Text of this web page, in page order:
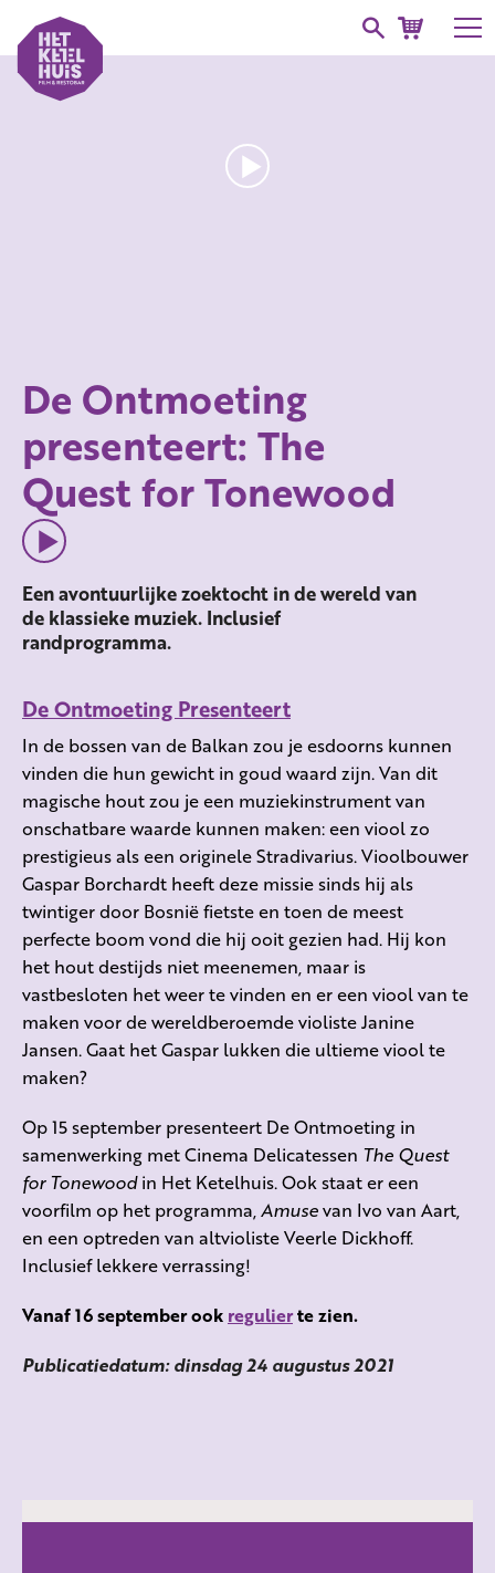
De Ontmoeting
presenteert: The
Quest for Tonewood
Een avontuurlijke zoektocht in de wereld van
de klassieke muziek. Inclusief
randprogramma.
De Ontmoeting Presenteert
In de bossen van de Balkan zou je esdoorns kunnen
vinden die hun gewicht in goud waard zijn. Van dit
magische hout zou je een muziekinstrument van
onschatbare waarde kunnen maken: een viool zo
prestigieus als een originele Stradivarius. Vioolbouwer
Gaspar Borchardt heeft deze missie sinds hij als
twintiger door Bosnië fietste en toen de meest
perfecte boom vond die hij ooit gezien had. Hij kon
het hout destijds niet meenemen, maar is
vastbesloten het weer te vinden en er een viool van te
maken voor de wereldberoemde violiste Janine
Jansen. Gaat het Gaspar lukken die ultieme viool te
maken?
Op 15 september presenteert De Ontmoeting in
samenwerking met Cinema Delicatessen The Quest
for Tonewoodin Het Ketelhuis. Ook staat er een
voorfilm op het programma,Amusevan Ivo van Aart,
en een optreden van altvioliste Veerle Dickhoff.
Inclusief lekkere verrassing!
Vanaf 16 september ook regulierte zien.
Publicatiedatum: dinsdag 24 augustus 2021